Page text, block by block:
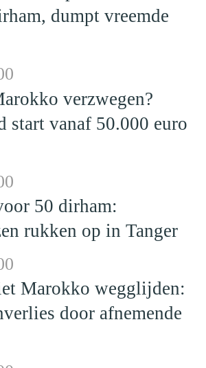
dumpt vreemde
verzwegen?
start vanaf 50.000 euro
50 dirham:
rukken op in Tanger
Marokko wegglijden:
door afnemende